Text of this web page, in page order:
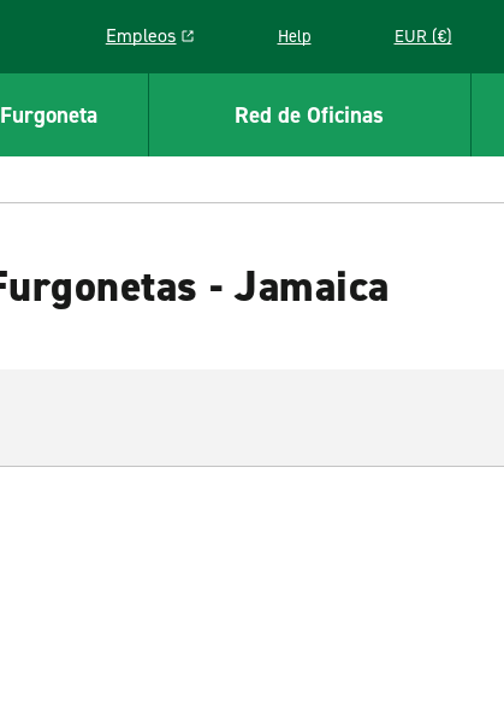
Empleos
Link opens in a new window
Help EUR (€)
Red de Oficinas
- Jamaica